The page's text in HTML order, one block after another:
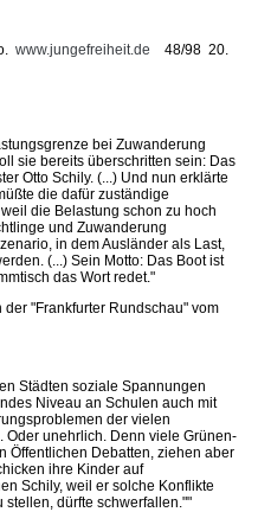
www.jungefreiheit.de 48/98 20.
bei Zuwanderung
sie bereits überschritten sein: Das
Otto Schily. (...) Und nun erklärte
die dafür zuständige
die Belastung schon zu hoch
und Zuwanderung
in dem Ausländer als Last,
(...) Sein Motto: Das Boot ist
das Wort redet."
"Frankfurter Rundschau" vom
Städten soziale Spannungen
Niveau an Schulen auch mit
der vielen
unehrlich. Denn viele Grünen-
Öffentlichen Debatten, ziehen aber
ihre Kinder auf
Schily, weil er solche Konflikte
stellen, dürfte schwerfallen.""